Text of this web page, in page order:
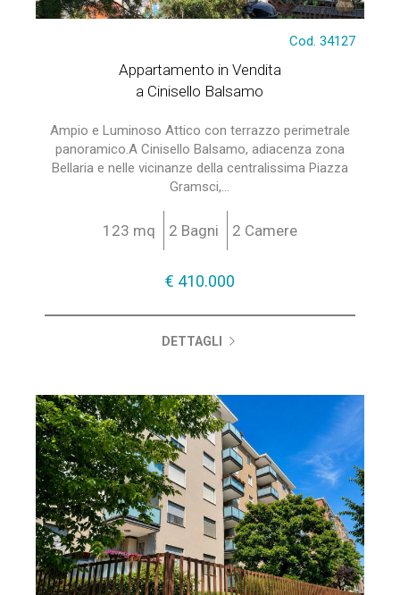
Cod. 34127
Appartamento in Vendita
a Cinisello Balsamo
Ampio e Luminoso Attico con terrazzo perimetrale
panoramico.A Cinisello Balsamo, adiacenza zona
Bellaria e nelle vicinanze della centralissima Piazza
Gramsci,...
123 mq 2 Bagni 2 Camere
€ 410.000
DETTAGLI